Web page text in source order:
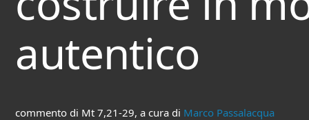
autentico
commento di Mt 7,21-29, a cura di Marco Passalacqua